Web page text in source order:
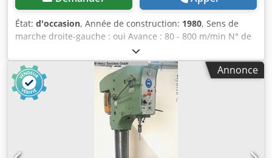
État: d'occasion, Année de construction: 1980, Sens de
marche droite-gauche : oui Avance : 80 - 800 m/min N° de
machine : 1848 Poids de la machine : environ 2,2 t +++++
Veuillez noter que la machine est démontée et prête à être
chargée. Pour cette raison, il n'est pas possible de réaliser
une démonstration en fonctionnement ou de produire une
vidéo. Cjdpfx Ageix Rdmjdjrf De plus, notre annonce
contient les photos les plus représentatives et de la
meilleure qualité possible. L'envoi d'images
supplémentaires n'est malheureusement pas possible.
+++++
Annonce